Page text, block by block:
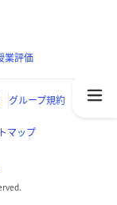
業評価
グループ規約
マップ